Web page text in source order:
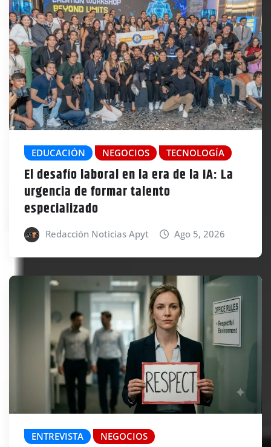
EDUCACIÓN NEGOCIOS TECNOLOGÍA
El desafío laboral en la era de la IA: La
urgencia de formar talento
especializado
Redacción Noticias Apyt Ago 5, 2026
ENTREVISTA NEGOCIOS